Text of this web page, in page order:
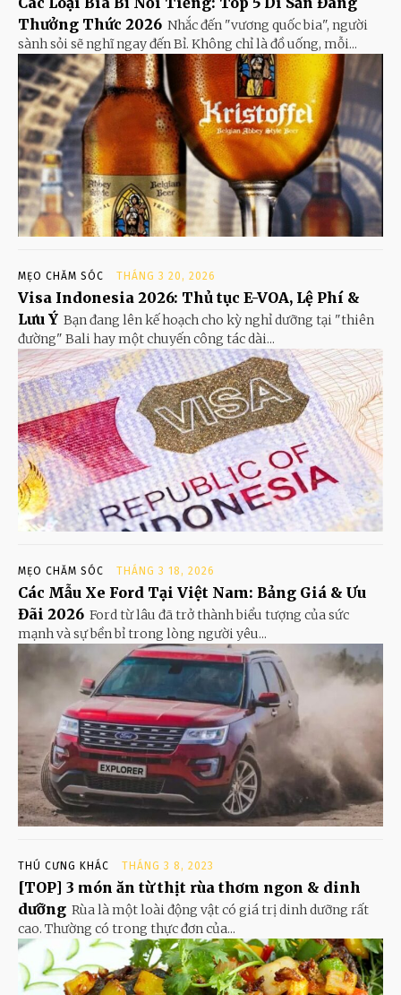
Thưởng Thức 2026 Nhắc đến "vương quốc bia", người
sành sỏi sẽ nghĩ ngay đến Bỉ. Không chỉ là đồ uống, mỗi...
MẸO CHĂM SÓC THÁNG 3 20, 2026
Visa Indonesia 2026: Thủ tục E-VOA, Lệ Phí &
Lưu Ý Bạn đang lên kế hoạch cho kỳ nghỉ dưỡng tại "thiên
đường" Bali hay một chuyến công tác dài...
MẸO CHĂM SÓC THÁNG 3 18, 2026
Các Mẫu Xe Ford Tại Việt Nam: Bảng Giá & Ưu
Đãi 2026 Ford từ lâu đã trở thành biểu tượng của sức
mạnh và sự bền bỉ trong lòng người yêu...
THÚ CƯNG KHÁC THÁNG 3 8, 2023
[TOP] 3 món ăn từ thịt rùa thơm ngon & dinh
dưỡng Rùa là một loài động vật có giá trị dinh dưỡng rất
cao. Thường có trong thực đơn của...